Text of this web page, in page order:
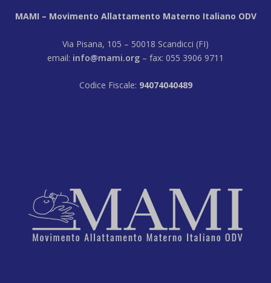
MAMI – Movimento Allattamento Materno Italiano ODV
Via Pisana, 105 – 50018 Scandicci (FI)
email: info@mami.org – fax: 055 3906 9711
Codice Fiscale: 94074040489